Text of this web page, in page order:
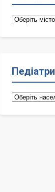
Терапевти
Педіатри
Педіатри